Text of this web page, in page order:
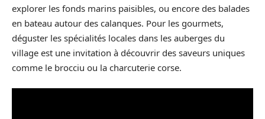
explorer les fonds marins paisibles, ou encore des balades
en bateau autour des calanques. Pour les gourmets,
déguster les spécialités locales dans les auberges du
village est une invitation à découvrir des saveurs uniques
comme le brocciu ou la charcuterie corse.